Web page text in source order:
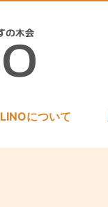
LINOについて